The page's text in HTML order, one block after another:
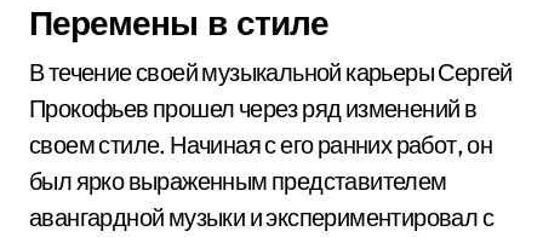
Перемены в стиле
В течение своей музыкальной карьеры Сергей
Прокофьев прошел через ряд изменений в
своем стиле. Начиная с его ранних работ, он
был ярко выраженным представителем
авангардной музыки и экспериментировал с